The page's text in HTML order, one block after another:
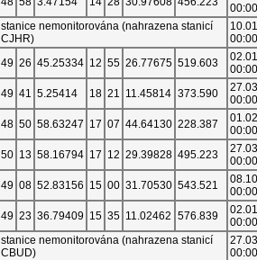
00:00
stanice nemonitorována (nahrazena stanicí
CJHR)
00:00
49 26 45.25334 12 55 26.77675 519.603
00:00
49 41 5.25414 18 21 11.45814 373.590
00:00
48 50 58.63247 17 07 44.64130 228.387
00:00
50 13 58.16794 17 12 29.39828 495.223
00:00
49 08 52.83156 15 00 31.70530 543.521
00:00
49 23 36.79409 15 35 11.02462 576.839
00:00
stanice nemonitorována (nahrazena stanicí
CBUD)
00:00